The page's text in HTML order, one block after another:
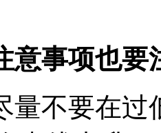
意事项也要
量不要在过